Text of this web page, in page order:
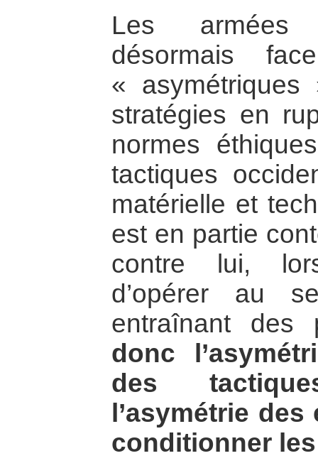
Les armées
désormais
«
stratégies en
normes
tactiques
matérielle et
est en partie
contre lui,
d’opérer au
entraînant
donc
des
l’asymétrie
conditionner